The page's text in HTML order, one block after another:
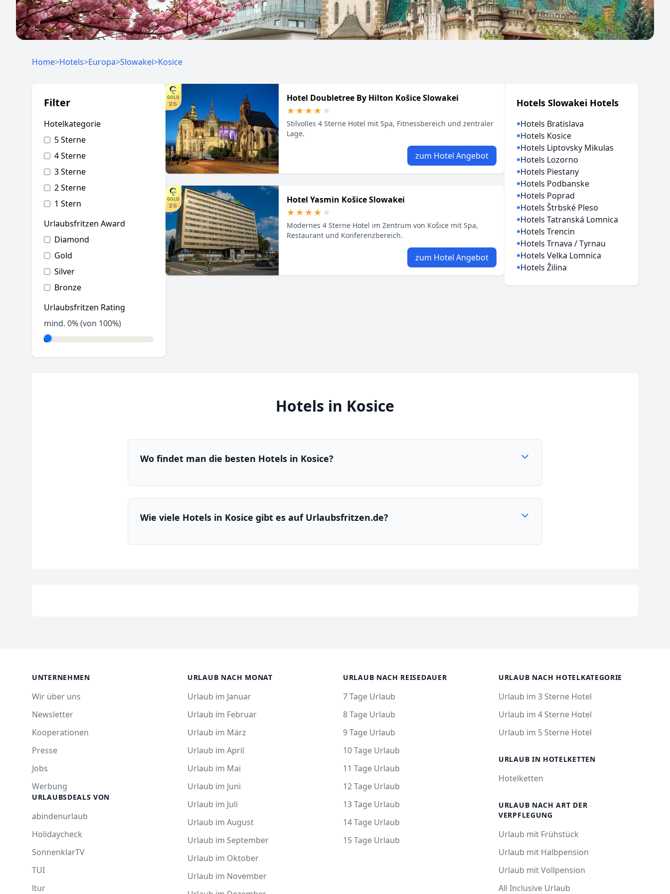
Home>Hotels>Europa>Slowakei>Kosice
Filter
Hotelkategorie
5 Sterne
4 Sterne
3 Sterne
2 Sterne
1 Stern
Urlaubsfritzen Award
Diamond
Gold
Silver
Bronze
Urlaubsfritzen Rating
mind. 0% (von 100%)
Hotel Doubletree By Hilton Košice Slowakei
★★★★★
★★★★★
Stilvolles 4 Sterne Hotel mit Spa, Fitnessbereich und zentraler
Lage.
zum Hotel Angebot
Hotel Yasmin Košice Slowakei
★★★★★
★★★★★
Modernes 4 Sterne Hotel im Zentrum von Košice mit Spa,
Restaurant und Konferenzbereich.
zum Hotel Angebot
Hotels Slowakei Hotels
Hotels Bratislava
Hotels Kosice
Hotels Liptovsky Mikulas
Hotels Lozorno
Hotels Piestany
Hotels Podbanske
Hotels Poprad
Hotels Štrbské Pleso
Hotels Tatranská Lomnica
Hotels Trencin
Hotels Trnava / Tyrnau
Hotels Velka Lomnica
Hotels Žilina
Hotels in Kosice
Wo findet man die besten Hotels in Kosice?
Wie viele Hotels in Kosice gibt es auf Urlaubsfritzen.de?
UNTERNEHMEN
Wir über uns
Newsletter
Kooperationen
Presse
Jobs
Werbung
URLAUBSDEALS VON
abindenurlaub
Holidaycheck
SonnenklarTV
TUI
ltur
URLAUB NACH MONAT
Urlaub im Januar
Urlaub im Februar
Urlaub im März
Urlaub im April
Urlaub im Mai
Urlaub im Juni
Urlaub im Juli
Urlaub im August
Urlaub im September
Urlaub im Oktober
Urlaub im November
URLAUB NACH REISEDAUER
7 Tage Urlaub
8 Tage Urlaub
9 Tage Urlaub
10 Tage Urlaub
11 Tage Urlaub
12 Tage Urlaub
13 Tage Urlaub
14 Tage Urlaub
15 Tage Urlaub
URLAUB NACH HOTELKATEGORIE
Urlaub im 3 Sterne Hotel
Urlaub im 4 Sterne Hotel
Urlaub im 5 Sterne Hotel
URLAUB IN HOTELKETTEN
Hotelketten
URLAUB NACH ART DER
VERPFLEGUNG
Urlaub mit Frühstück
Urlaub mit Halbpension
Urlaub mit Vollpension
All Inclusive Urlaub